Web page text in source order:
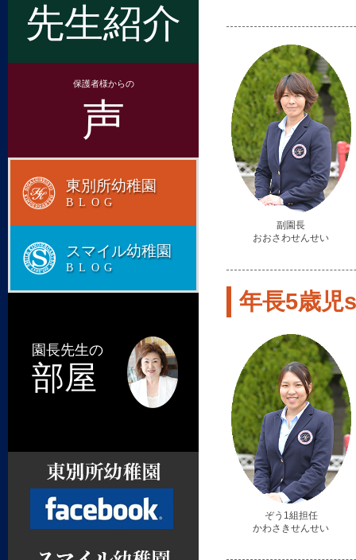
副園長
おおさわせんせい
年長5歳児
ぞう1組担任
かわさきせんせい
先生紹介
保護者様からの
声
東別所幼稚園
BLOG
スマイル幼稚園
BLOG
園長先生の
部屋